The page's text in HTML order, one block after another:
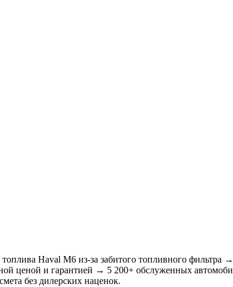
Haval M6 из-за забитого топливного фильтра
ценой и гарантией → 5 200+ обслуженных
без дилерских наценок.